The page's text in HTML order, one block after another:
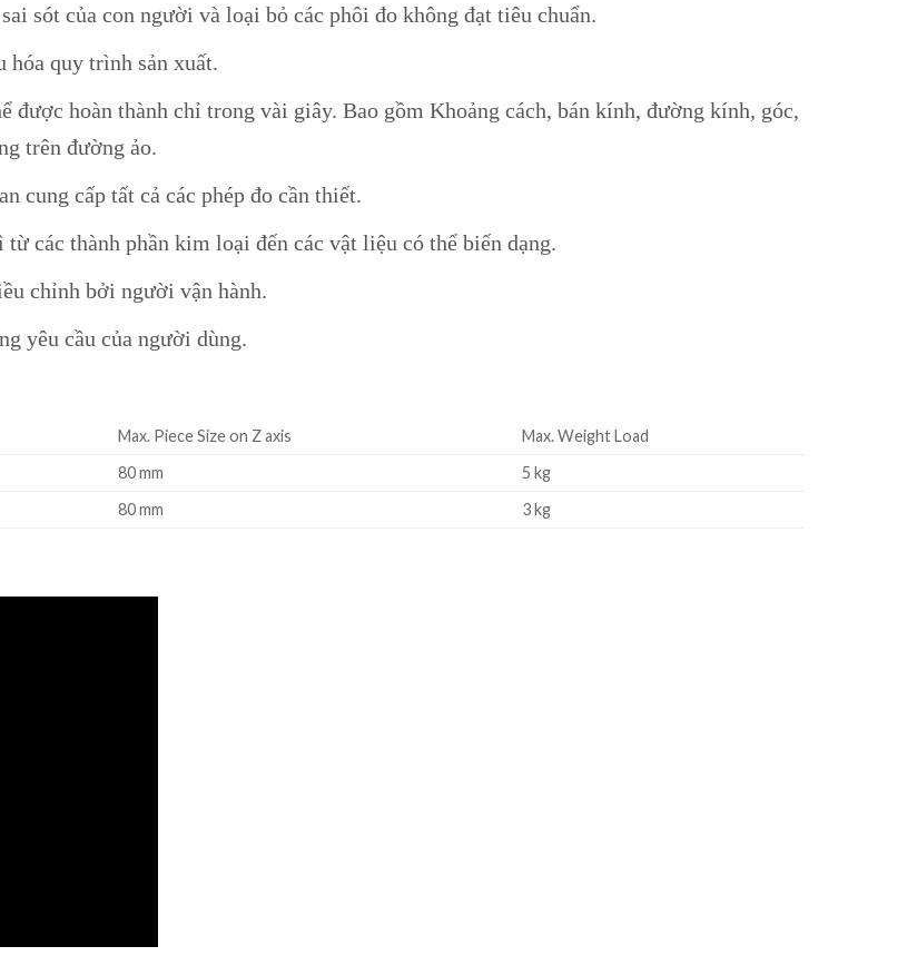
sót của con người và loại bỏ các phôi đo không đạt tiêu chuẩn.
hóa quy trình sản xuất.
được hoàn thành chỉ trong vài giây. Bao gồm Khoảng cách, bán kính, đường kính, góc,
trên đường ảo.
cung cấp tất cả các phép đo cần thiết.
các thành phần kim loại đến các vật liệu có thể biến dạng.
chỉnh bởi người vận hành.
yêu cầu của người dùng.
Max. Piece Size on Z axis
Max. Weight Load
80 mm
5 kg
80 mm 3 kg